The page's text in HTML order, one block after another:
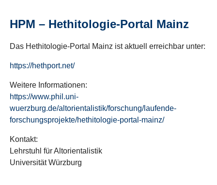
HPM – Hethitologie-Portal Mainz
Das Hethitologie-Portal Mainz ist aktuell erreichbar unter:
https://hethport.net/
Weitere Informationen:
https://www.phil.uni-
wuerzburg.de/altorientalistik/forschung/laufende-
forschungsprojekte/hethitologie-portal-mainz/
Kontakt:
Lehrstuhl für Altorientalistik
Universität Würzburg